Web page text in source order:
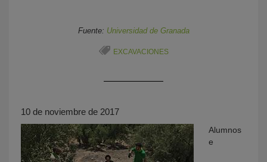
Fuente: Universidad de Granada
EXCAVACIONES
10 de noviembre de 2017
Alumnos
e